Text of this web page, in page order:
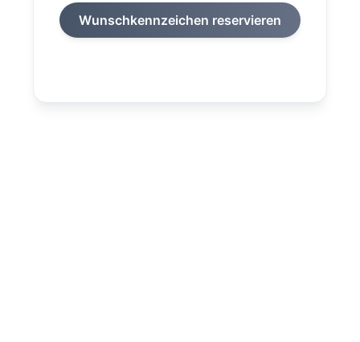
Wunschkennzeichen reservieren